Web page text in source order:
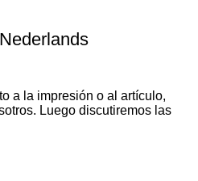
a la impresión o al artículo,
Luego discutiremos las